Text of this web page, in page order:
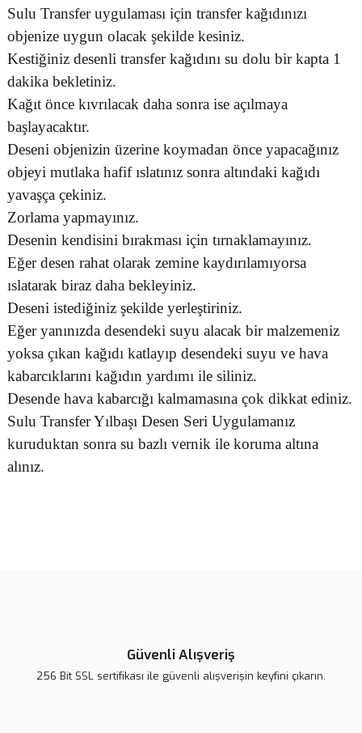
Sulu Transfer uygulaması için transfer kağıdınızı
objenize uygun olacak şekilde kesiniz.
Kestiğiniz desenli transfer kağıdını su dolu bir kapta 1
dakika bekletiniz.
Kağıt önce kıvrılacak daha sonra ise açılmaya
başlayacaktır.
Deseni objenizin üzerine koymadan önce yapacağınız
objeyi mutlaka hafif ıslatınız sonra altındaki kağıdı
yavaşça çekiniz.
Zorlama yapmayınız.
Desenin kendisini bırakması için tırnaklamayınız.
Eğer desen rahat olarak zemine kaydırılamıyorsa
ıslatarak biraz daha bekleyiniz.
Deseni istediğiniz şekilde yerleştiriniz.
Eğer yanınızda desendeki suyu alacak bir malzemeniz
yoksa çıkan kağıdı katlayıp desendeki suyu ve hava
kabarcıklarını kağıdın yardımı ile siliniz.
Desende hava kabarcığı kalmamasına çok dikkat ediniz.
Sulu Transfer Yılbaşı Desen Seri Uygulamanız
kuruduktan sonra su bazlı vernik ile koruma altına
alınız.
Güvenli Alışveriş
256 Bit SSL sertifikası ile güvenli alışverişin keyfini çıkarın.